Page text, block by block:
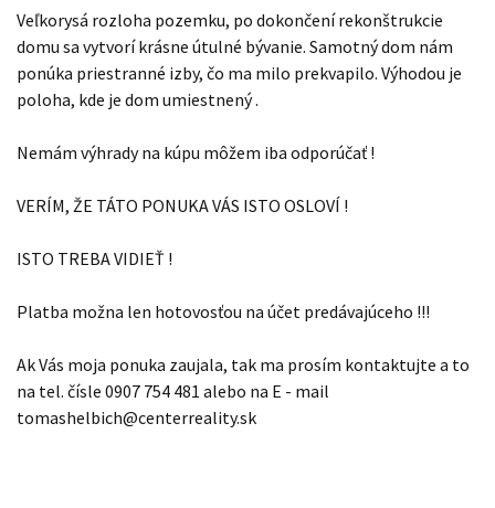
Veľkorysá rozloha pozemku, po dokončení rekonštrukcie
domu sa vytvorí krásne útulné bývanie. Samotný dom nám
ponúka priestranné izby, čo ma milo prekvapilo. Výhodou je
poloha, kde je dom umiestnený .
Nemám výhrady na kúpu môžem iba odporúčať !
VERÍM, ŽE TÁTO PONUKA VÁS ISTO OSLOVÍ !
ISTO TREBA VIDIEŤ !
Platba možna len hotovosťou na účet predávajúceho !!!
Ak Vás moja ponuka zaujala, tak ma prosím kontaktujte a to
na tel. čísle 0907 754 481 alebo na E - mail
tomashelbich@centerreality.sk